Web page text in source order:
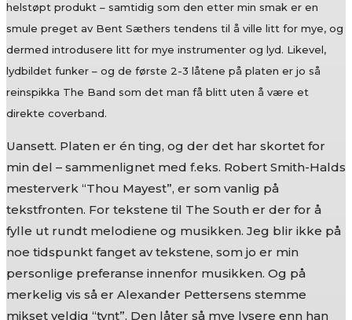
helstøpt produkt – samtidig som den etter min smak er en
smule preget av Bent Sæthers tendens til å ville litt for mye, og
dermed introdusere litt for mye instrumenter og lyd. Likevel,
lydbildet funker – og de første 2-3 låtene på platen er jo så
reinspikka The Band som det man få blitt uten å være et
direkte coverband.
Uansett. Platen er én ting, og der det har skortet for
min del – sammenlignet med f.eks. Robert Smith-Halds
mesterverk “Thou Mayest”, er som vanlig på
tekstfronten. For tekstene til The South er der for å
fylle ut rundt melodiene og musikken. Jeg blir ikke på
noe tidspunkt fanget av tekstene, som jo er min
personlige preferanse innenfor musikken. Og på
merkelig vis så er Alexander Pettersens stemme
mikset veldig “tynt”. Den låter så mye lysere enn han